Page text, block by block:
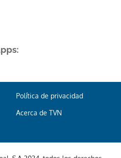
a nuestro boletín.
ACEPTAR
Política de privacidad
Acerca de TVN